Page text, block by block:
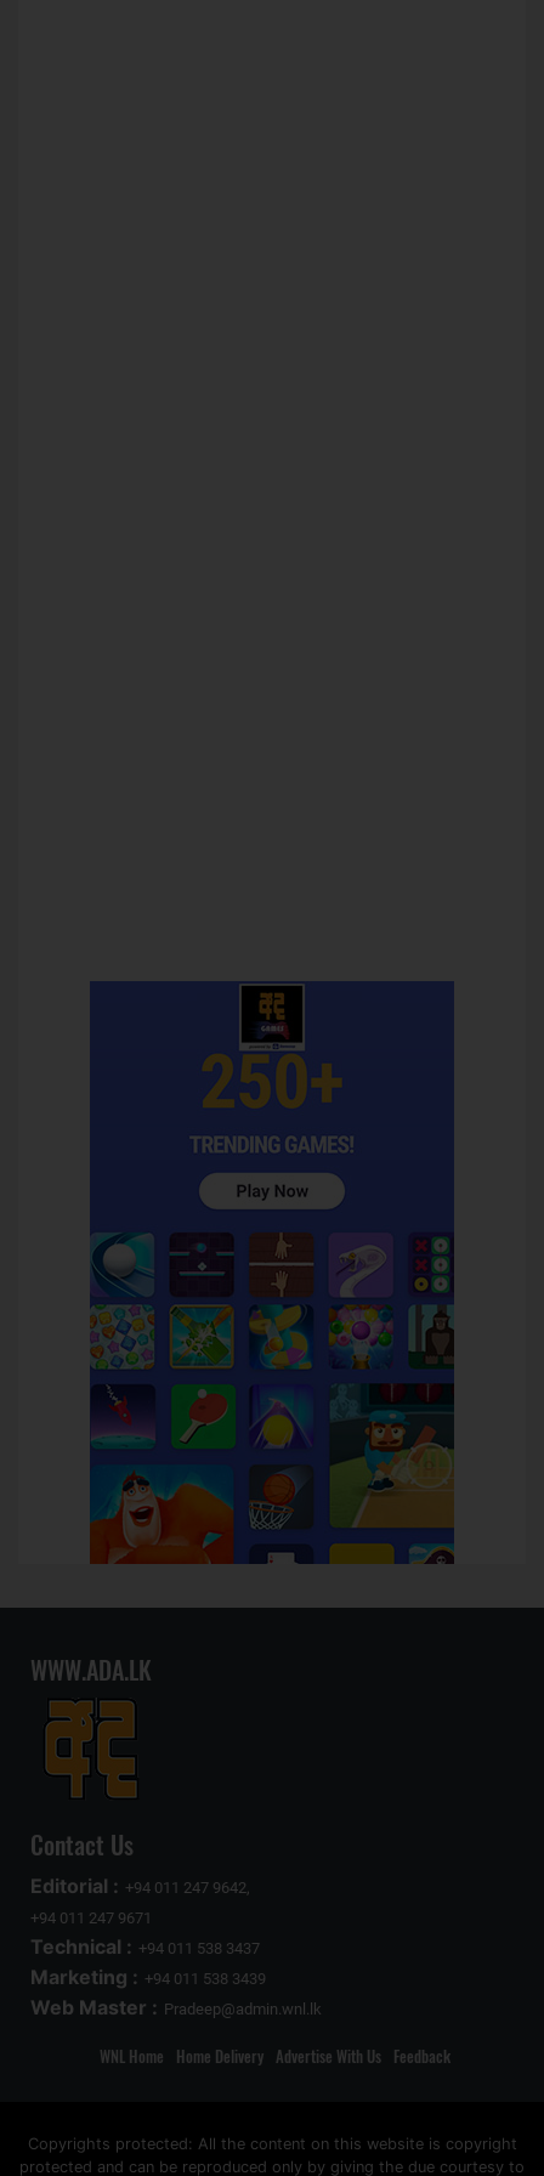
WWW.ADA.LK
Contact Us
Editorial : +94 011 247 9642,
+94 011 247 9671
Technical : +94 011 538 3437
Marketing : +94 011 538 3439
Web Master : Pradeep@admin.wnl.lk
WNL Home Home Delivery Advertise With Us Feedback
Copyrights protected: All the content on this website is copyright
protected and can be reproduced only by giving the due courtesy to